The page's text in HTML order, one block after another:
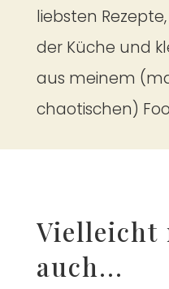
liebsten
der Küche und
aus meinem
chaotischen)
Vielleicht
auch...